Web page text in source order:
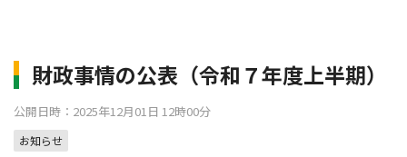
財政事情の公表（令和７年度上半期）
公開日時：2025年12月01日 12時00分
お知らせ